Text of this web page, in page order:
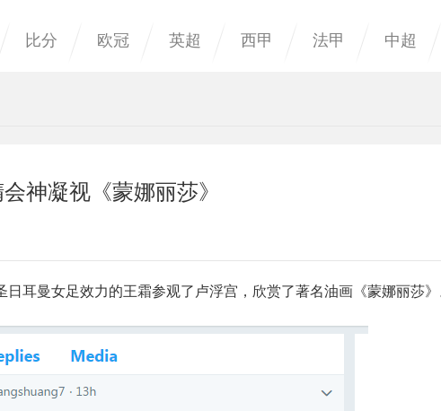
比分 欧冠 英超 西甲 法甲 中超
神凝视《蒙娜丽莎》
耳曼女足效力的王霜参观了卢浮宫，欣赏了著名油画《蒙娜丽莎》